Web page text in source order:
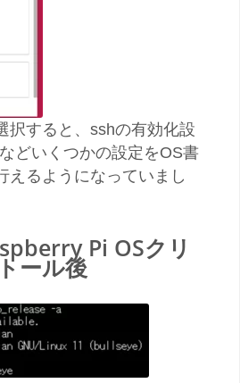
択すると、sshの有効化設
どいくつかの設定をOS書
えるようになっていまし
Pi OSクリ
ール後